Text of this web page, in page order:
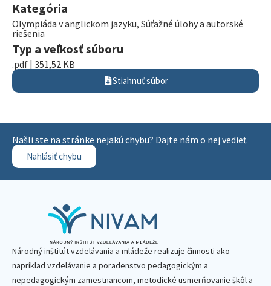
Kategória
Olympiáda v anglickom jazyku, Súťažné úlohy a autorské
riešenia
Typ a veľkosť súboru
.pdf | 351,52 KB
Stiahnuť súbor
Našli ste na stránke nejakú chybu? Dajte nám o nej vedieť.
Nahlásiť chybu
Národný inštitút vzdelávania a mládeže realizuje činnosti ako
napríklad vzdelávanie a poradenstvo pedagogickým a
nepedagogickým zamestnancom, metodické usmerňovanie škôl a